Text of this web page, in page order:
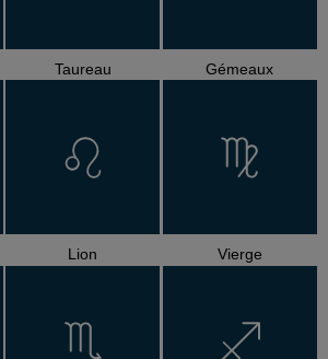
Taureau Gémeaux
Lion Vierge